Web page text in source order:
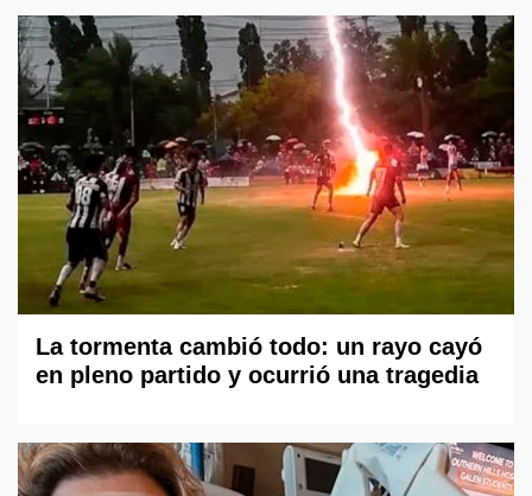
La tormenta cambió todo: un rayo cayó
en pleno partido y ocurrió una tragedia